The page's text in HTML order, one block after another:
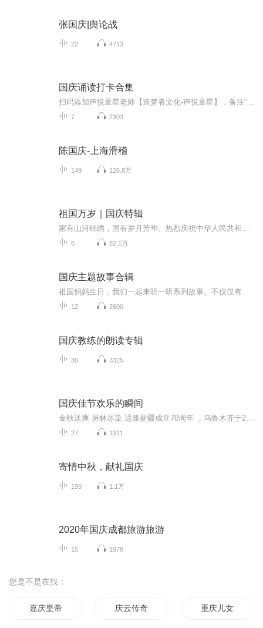
张国庆|舆论战
22 4713
国庆诵读打卡合集
7 2303
陈国庆-上海滑稽
149 126.8万
祖国万岁｜国庆特辑
6 82.1万
国庆主题故事合辑
12 2600
国庆教练的朗读专辑
30 3325
国庆佳节欢乐的瞬间
27 1311
寄情中秋，献礼国庆
195 1.1万
2020年国庆成都旅游旅游
15 1978
您是不是在找：
嘉庆皇帝 庆云传奇 重庆儿女